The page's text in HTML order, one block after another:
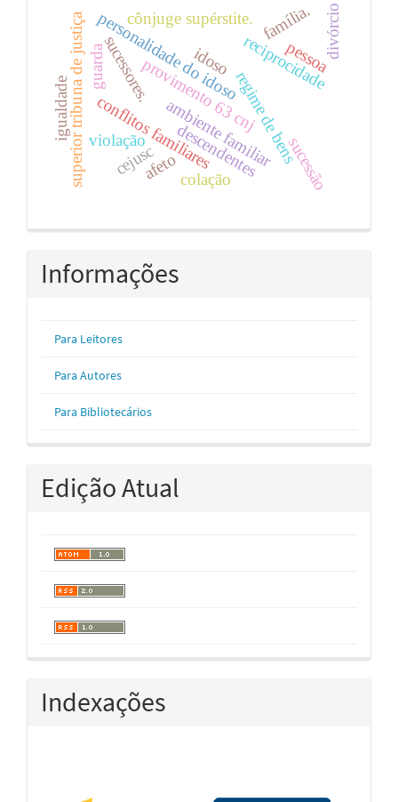
conflitos familiares regime de bens
provimento 63 cnj
personalidade do idoso
ambiente familiar
violação
idoso
superior tribuna de justiça cônjuge supérstite.
reciprocidade
descendentes
igualdade
colação
sucessores. pessoa
afeto
guarda
sucessão
família. divórcio
cejusc
Informações
Para Leitores
Para Autores
Para Bibliotecários
Edição Atual
Indexações